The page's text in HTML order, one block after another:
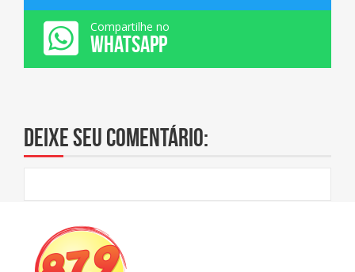
Compartilhe no
WHATSAPP
Deixe seu comentário: